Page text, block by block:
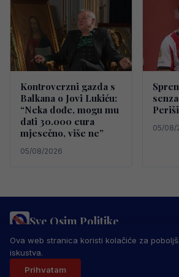
Kontroverzni gazda s
Balkana o Jovi Lukiću:
“Neka dođe, mogu mu
dati 30.000 eura
mjesečno, više ne”
05/08/2026
05/08/
Sve Osim Politike
PRAVILA PRIVATNOSTIMARKETING
IMPRESSUM
© 2026 Sve Osim Politike. Sva prava zadržana.
Ova web stranica koristi kolačiće za
iskustva.
Prihvatam